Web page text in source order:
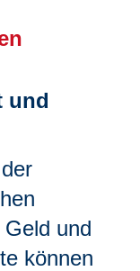
und
und
können